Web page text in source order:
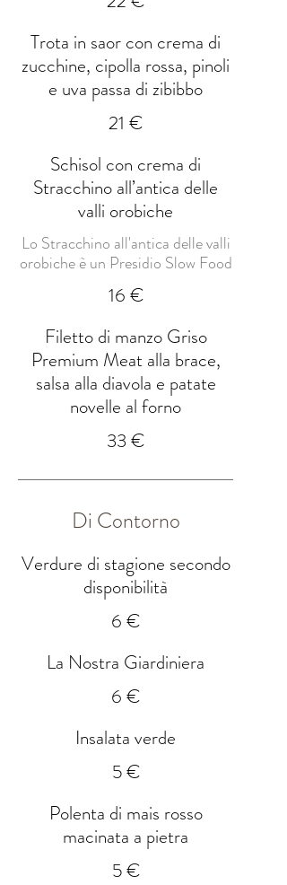
Trota in saor con crema di
zucchine, cipolla rossa, pinoli
e uva passa di zibibbo
21 €
Schisol con crema di
Stracchino all’antica delle
valli orobiche
Lo Stracchino all'antica delle valli
orobiche è un Presidio Slow Food
16 €
Filetto di manzo Griso
Premium Meat alla brace,
salsa alla diavola e patate
novelle al forno
33 €
Di Contorno
Verdure di stagione secondo
disponibilità
6 €
La Nostra Giardiniera
6 €
Insalata verde
5 €
Polenta di mais rosso
macinata a pietra
5 €